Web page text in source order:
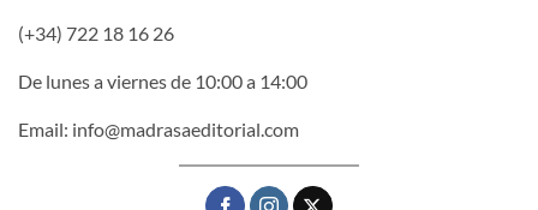
(+34) 722 18 16 26
De lunes a viernes de 10:00 a 14:00
Email: info@madrasaeditorial.com